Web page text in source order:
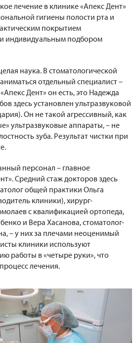
лечение в клинике «Апекс Дент»
гигиены полости рта и
покрытием
индивидуальным подбором
наука. В стоматологической
отдельный специалист –
Дент» он есть, это Надежда
здесь установлен ультразвуковой
Он не такой агрессивный, как
ультразвуковые аппараты, – не
зуба. Результат чистки при
персонал – главное
Средний стаж докторов здесь
общей практики Ольга
клиники), хирург-
с квалификацией ортопеда,
и Вера Хасанова, стоматолог-
– у них за плечами неоценимый
клиники используют
работы в «четыре руки», что
лечения.